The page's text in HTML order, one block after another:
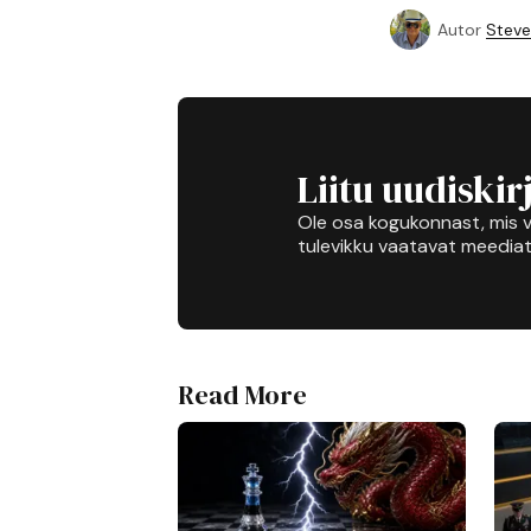
Autor
Liitu
Ole osa kogukonnast,
tulevikku vaatavat
Read More